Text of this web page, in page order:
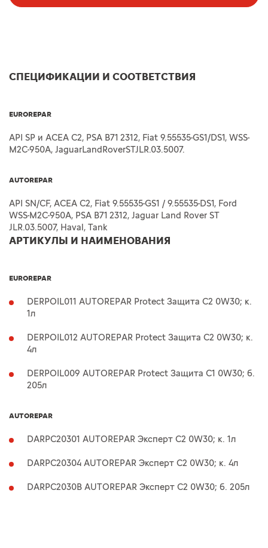
СПЕЦИФИКАЦИИ И СООТВЕТСТВИЯ
EUROREPAR
API SP и ACEA C2, PSA B71 2312, Fiat 9.55535-GS1/DS1, WSS-
M2C-950A, JaguarLandRoverSTJLR.03.5007.
AUTOREPAR
API SN/CF, ACEA C2, Fiat 9.55535-GS1 / 9.55535-DS1, Ford
WSS-M2C-950A, PSA B71 2312, Jaguar Land Rover ST
JLR.03.5007, Haval, Tank
АРТИКУЛЫ И НАИМЕНОВАНИЯ
EUROREPAR
DERPOIL011 AUTOREPAR Protect Защита C2 0W30; к.
1л
DERPOIL012 AUTOREPAR Protect Защита C2 0W30; к.
4л
DERPOIL009 AUTOREPAR Protect Защита C1 0W30; б.
205л
AUTOREPAR
DARPC20301 AUTOREPAR Эксперт C2 0W30; к. 1л
DARPC20304 AUTOREPAR Эксперт C2 0W30; к. 4л
DARPC2030B AUTOREPAR Эксперт C2 0W30; б. 205л